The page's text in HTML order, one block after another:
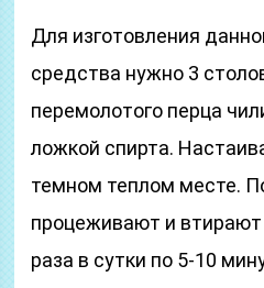
Для изготовления
средства нужно 3
перемолотого перца
ложкой спирта.
темном теплом месте.
процеживают и
раза в сутки по 5-10